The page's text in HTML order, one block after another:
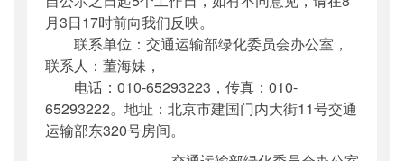
月3日17时前向我们反映。
联系单位：交通运输部绿化委员会办公室，
联系人：董海妹，
电话：010-65293223，传真：010-
65293222。地址：北京市建国门内大街11号交通
运输部东320号房间。